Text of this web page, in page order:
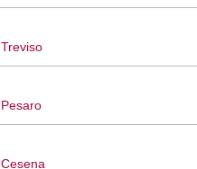
Treviso
Pesaro
Cesena